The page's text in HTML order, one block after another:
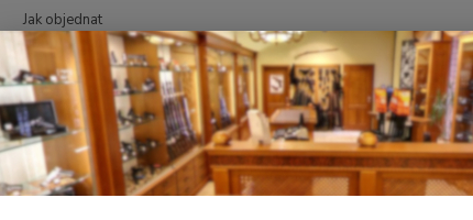
Jak objednat
Hledat
Úvod Oblečení Bunda Helikon Level 7 Climashield Apex černá